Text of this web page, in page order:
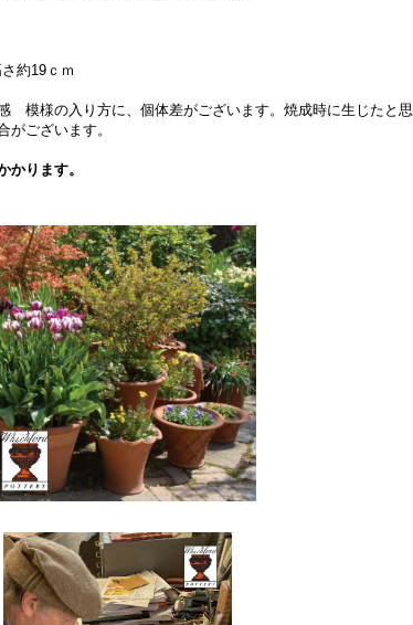
約19ｃｍ
様の入り方に、個体差がございます。焼成時に生じたと思
ございます。
かります。